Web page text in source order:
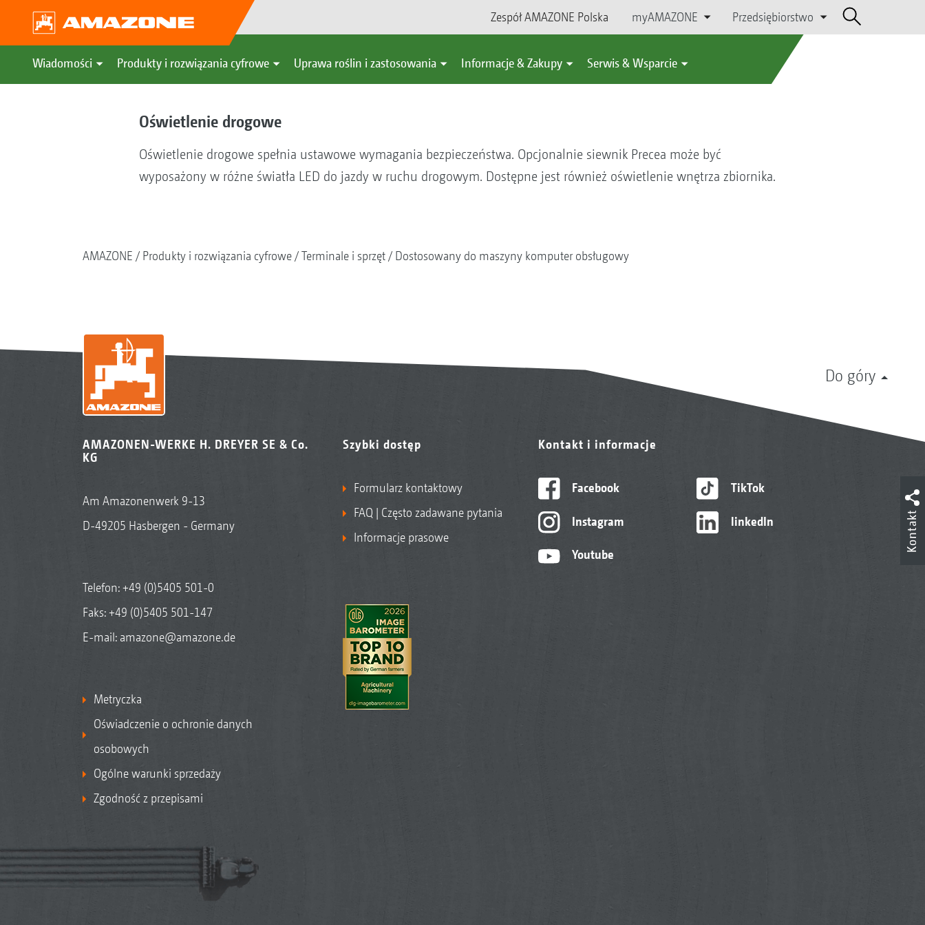
Zespół AMAZONE Polska myAMAZONE Przedsiębiorstwo
Wiadomości Produkty i rozwiązania cyfrowe Uprawa roślin i zastosowania Informacje & Zakupy Serwis & Wsparcie
Oświetlenie drogowe
Oświetlenie drogowe spełnia ustawowe wymagania bezpieczeństwa. Opcjonalnie siewnik Precea może być
wyposażony w różne światła LED do jazdy w ruchu drogowym. Dostępne jest również oświetlenie wnętrza zbiornika.
AMAZONE Produkty i rozwiązania cyfrowe Terminale i sprzęt Dostosowany do maszyny komputer obsługowy
Do góry
AMAZONEN-WERKE H. DREYER SE & Co.
KG
Am Amazonenwerk 9-13
D-49205 Hasbergen - Germany
Telefon:+49 (0)5405 501-0
Faks: +49 (0)5405 501-147
E-mail: amazone@amazone.de
Metryczka
Oświadczenie o ochronie danych
osobowych
Ogólne warunki sprzedaży
Zgodność z przepisami
Szybki dostęp
Formularz kontaktowy
FAQ | Często zadawane pytania
Informacje prasowe
Kontakt i informacje
Facebook
Instagram
Youtube
TikTok
linkedIn Kontakt